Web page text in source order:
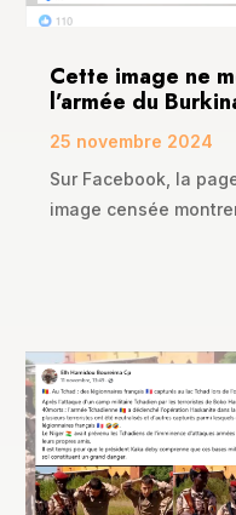
Cette image ne
l’armée du
25 novembre 2024
Sur Facebook, la
image censée